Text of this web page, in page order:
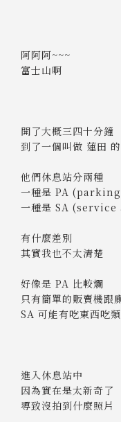
阿阿阿~~~
富士山啊
開了大概三四十分鐘
到了一個叫做 蓮田
他們休息站分兩種
一種是 PA
一種是 SA (service
有什麼差別
其實我也不太清楚
好像是 PA 比較爛
只有簡單的販賣機跟
SA 可能有吃東西吃
進入休息站中
因為實在是太新奇了
導致沒拍到什麼照片